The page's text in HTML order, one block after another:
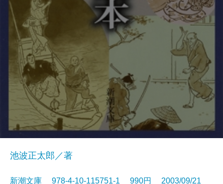
池波正太郎／著
新潮文庫 978-4-10-115751-1 990円 2003/09/21